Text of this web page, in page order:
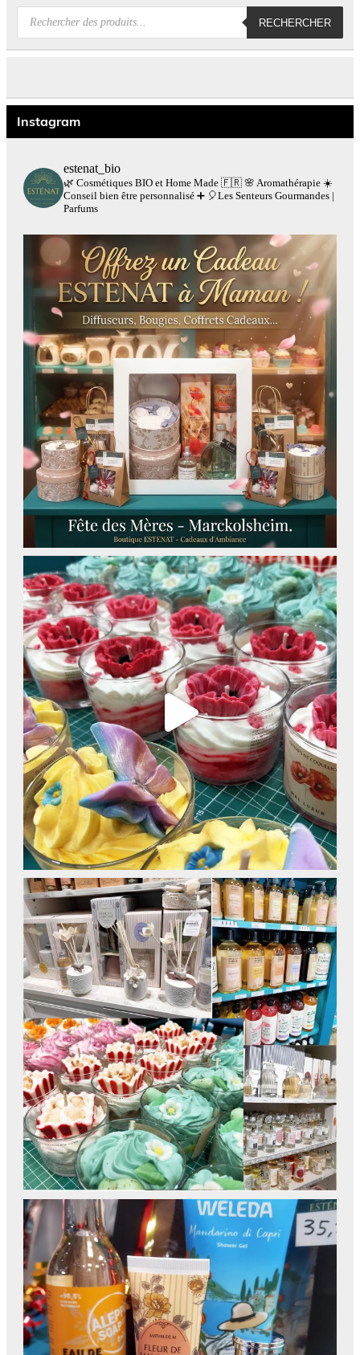
Recherche
produits
RECHERCHER
Instagram
estenat_bio
🌿 Cosmétiques BIO et Home Made 🇫🇷🌸 Aromathérapie☀️
Conseil bien être personnalisé➕🎈Les Senteurs Gourmandes |
Parfums